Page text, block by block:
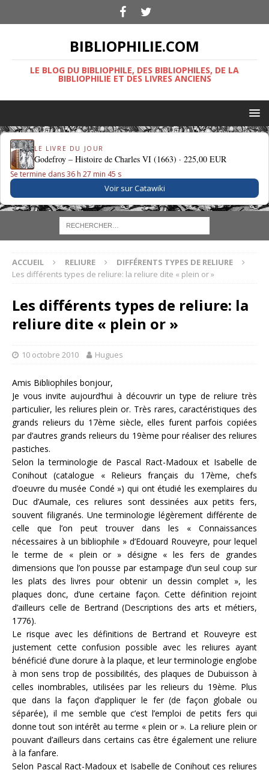
BIBLIOPHILIE.COM
LE BLOG DU BIBLIOPHILE, DES BIBLIOPHILES, DE LA
BIBLIOPHILIE ET DES LIVRES ANCIENS
LE LIVRE DU JOUR
Godefroy – Histoire de Charles VI (1663) ·225,00 EUR
Se termine dans 36 h 27 min 44 s
Voir sur Catawiki
ACCUEIL RELIURE
DIFFÉRENTS TYPES DE RELIURE
Les différents types de reliure: la reliure dite « plein or »
Les différents types de reliure: la
reliure dite « plein or »
10 octobre 2010 Hugues
Amis Bibliophiles bonjour,
Je vous invite aujourd’hui à découvrir un type de reliure très
particulier, les reliures plein or. Très rares, caractéristiques des
grands relieurs du 17ème siècle, elles furent parfois copiées
par d’autres grands relieurs du 19ème pour réaliser des reliures
pastiches.
Selon la terminologie de Pascal Ract-Madoux et Isabelle de
Conihout (catalogue « Relieurs français du 17ème, chefs
d’oeuvre du musée Condé ») qui ont étudié les exemplaires du
Duc d’Aumale, ces reliures sont dessinées aux petits fers,
souvent filigranés. Une terminologie légèrement différente de
celle que l’on peut trouver dans les « Connaissances
nécessaires à un bibliophile » d’Edouard Rouveyre, pour lequel
le terme de « plein or » désigne « les fers de grandes
dimensions que l’on pousse par estampage d’un seul coup sur
les plats des livres pour obtenir un dessin complet », les
plaques donc, d’une certaine façon. Cette définition rejoint
d’ailleurs celle de Bertrand (Descriptions des arts et métiers,
1776).
Le risque avec les définitions de Bertrand et Rouveyre est
justement cette confusion possible avec les reliures ayant
bénéficié d’une dorure à la plaque, et leur terminologie englobe
à mon sens trop de possibilités, des plaques de Dubuisson à
celles inombrables, utilisées par les relieurs du 19ème. Plus
que dans la façon d’appliquer le fer (de façon globale ou
séparée), il me semble que c’est l’emploi de petits fers qui
donne tout son intérêt au terme « plein or ». La reliure plein or
pouvant d’ailleurs dans certains cas être également une reliure
à la fanfare.
Selon Pascal Ract-Madoux et Isabelle de Conihout ces reliures